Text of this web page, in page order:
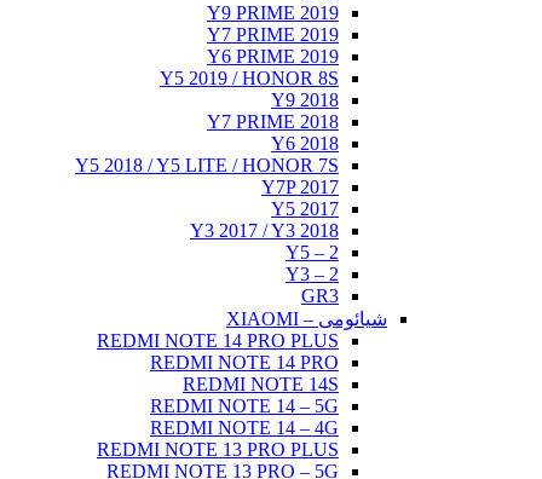
Y9 PRIME 2019
Y7 PRIME 2019
Y6 PRIME 2019
Y5 2019 / HONOR 8S
Y9 2018
Y7 PRIME 2018
Y6 2018
Y5 2018 / Y5 LITE / HONOR 7S
Y7P 2017
Y5 2017
Y3 2017 / Y3 2018
شیائومی – XIAOMI
REDMI NOTE 14 PRO PLUS
REDMI NOTE 14 PRO
REDMI NOTE 14S
REDMI NOTE 14 – 5G
REDMI NOTE 14 – 4G
REDMI NOTE 13 PRO PLUS
REDMI NOTE 13 PRO – 5G